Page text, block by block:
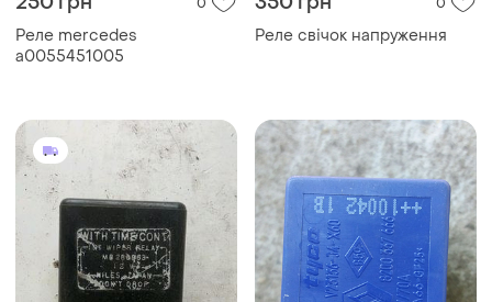
0
Реле mercedes
a0055451005
0
Реле свічок напруження